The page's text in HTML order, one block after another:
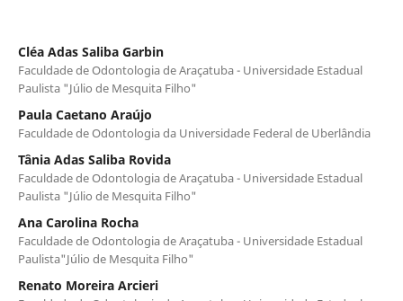
Cléa Adas Saliba Garbin
Faculdade de Odontologia de Araçatuba - Universidade Estadual
Paulista "Júlio de Mesquita Filho"
Paula Caetano Araújo
Faculdade de Odontologia da Universidade Federal de Uberlândia
Tânia Adas Saliba Rovida
Faculdade de Odontologia de Araçatuba - Universidade Estadual
Paulista "Júlio de Mesquita Filho"
Ana Carolina Rocha
Faculdade de Odontologia de Araçatuba - Universidade Estadual
Paulista"Júlio de Mesquita Filho"
Renato Moreira Arcieri